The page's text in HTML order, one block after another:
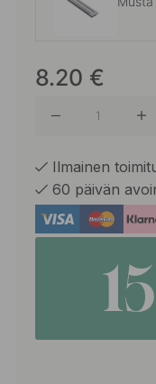
8.20 €
Ilmainen
60 päivän